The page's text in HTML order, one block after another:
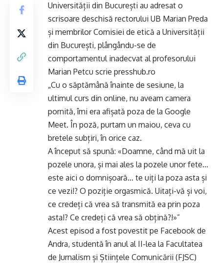
Universității din București au adresat o
scrisoare deschisă rectorului UB Marian Preda
și membrilor Comisiei de etică a Universității
din București, plângându-se de
comportamentul inadecvat al profesorului
Marian Petcu scrie presshub.ro
„Cu o săptămână înainte de sesiune, la
ultimul curs din online, nu aveam camera
pornită, îmi era afișată poza de la Google
Meet. În poză, purtam un maiou, ceva cu
bretele subțiri, în orice caz.
A început să spună: «Doamne, când mă uit la
pozele unora, și mai ales la pozele unor fete…
este aici o domnișoară… te uiți la poza asta și
ce vezi!? O poziție orgasmică. Uitați-vă și voi,
ce credeți că vrea să transmită ea prin poza
asta!? Ce credeți că vrea să obțină?!»”
Acest episod a fost povestit pe Facebook de
Andra, studentă în anul al II-lea la Facultatea
de Jurnalism și Științele Comunicării (FJSC)